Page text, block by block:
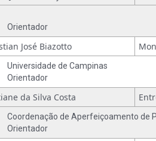
Orientador
José Biazotto
Universidade de Campinas
Orientador
da Silva Costa
Coordenação de Aperfeiçoamento de
Orientador